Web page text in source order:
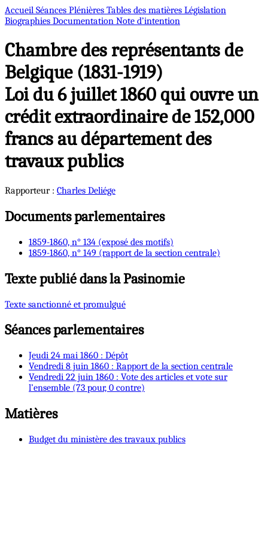
Accueil Séances Plénières Tables des matières Législation
Biographies Documentation Note d’intention
Chambre des représentants de
Belgique (1831-1919)
Loi du 6 juillet 1860 qui ouvre un
crédit extraordinaire de 152,000
francs au département des
travaux publics
Rapporteur : Charles Deliége
Documents parlementaires
1859-1860, n° 134 (exposé des motifs)
1859-1860, n° 149 (rapport de la section centrale)
Texte publié dans la Pasinomie
Texte sanctionné et promulgué
Séances parlementaires
Jeudi 24 mai 1860 : Dépôt
Vendredi 8 juin 1860 : Rapport de la section centrale
Vendredi 22 juin 1860 : Vote des articles et vote sur
l’ensemble (73 pour, 0 contre)
Matières
Budget du ministère des travaux publics